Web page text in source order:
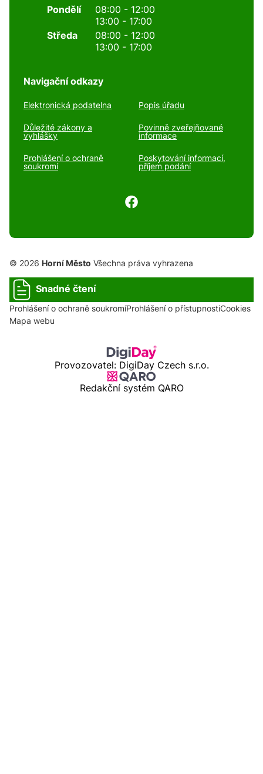
Pondělí
08:00 - 12:00
13:00 - 17:00
Středa
08:00 - 12:00
13:00 - 17:00
Navigační odkazy
Elektronická podatelna Popis úřadu
Důležité zákony a
vyhlášky
Povinně zveřejňované
informace
Prohlášení o ochraně
soukromí
Poskytování informací,
příjem podání
© 2026 Horní Město Všechna práva vyhrazena
Snadné čtení
Prohlášení o ochraně soukromíProhlášení o přístupnostiCookies
Mapa webu
Provozovatel: DigiDay Czech s.r.o.
Redakční systém QARO